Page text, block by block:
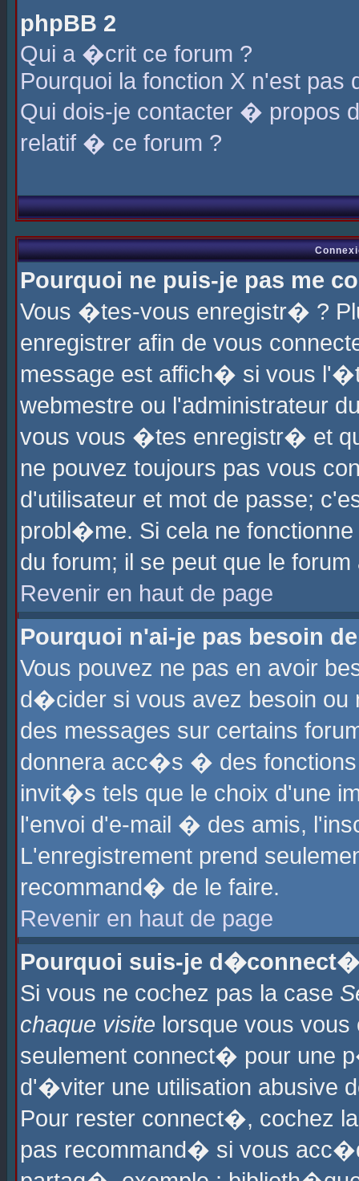
phpBB 2
Qui a �crit ce forum ?
Pourquoi la fonction X n'est pas
Qui dois-je contacter � propos
relatif � ce forum ?
Pourquoi ne puis-je pas me
Vous �tes-vous enregistr� ?
enregistrer afin de vous
message est affich� si vous
webmestre ou l'administrateur
vous vous �tes enregistr� et
ne pouvez toujours pas vous
d'utilisateur et mot de passe;
probl�me. Si cela ne
du forum; il se peut que le
Revenir en haut de page
Pourquoi n'ai-je pas besoin
Vous pouvez ne pas en avoir
d�cider si vous avez besoin ou
des messages sur certains
donnera acc�s � des fonctions
invit�s tels que le choix d'une
l'envoi d'e-mail � des amis,
L'enregistrement prend
recommand� de le faire.
Revenir en haut de page
Pourquoi suis-je
Si vous ne cochez pas la case
chaque visite lorsque vous
seulement connect� pour une
d'�viter une utilisation abusive
Pour rester connect�, cochez
pas recommand� si vous